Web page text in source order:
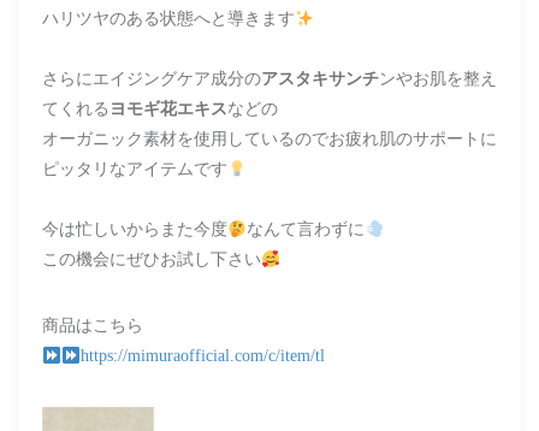
ハリツヤのある状態へと導きます
さらにエイジングケア成分のアスタキサンチンやお肌を整え
てくれる ヨモギ花エキスなどの
オーガニック素材を使用しているのでお疲れ肌のサポートに
ピッタリなアイテムです
今は忙しいからまた今度
なんて言わずに
この機会にぜひお試し下さい
商品はこちら
https://mimuraofficial.com/c/item/tl